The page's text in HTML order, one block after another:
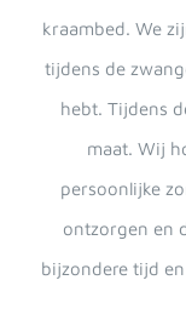
kraambed. We
tijdens de
hebt. Tijdens
maat. Wij
persoonlijke
ontzorgen en
bijzondere tijd